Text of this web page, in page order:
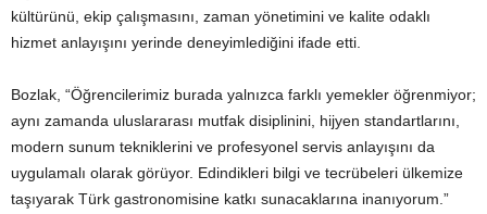
kültürünü, ekip çalışmasını, zaman yönetimini ve kalite odaklı
hizmet anlayışını yerinde deneyimlediğini ifade etti.
Bozlak, “Öğrencilerimiz burada yalnızca farklı yemekler öğrenmiyor;
aynı zamanda uluslararası mutfak disiplinini, hijyen standartlarını,
modern sunum tekniklerini ve profesyonel servis anlayışını da
uygulamalı olarak görüyor. Edindikleri bilgi ve tecrübeleri ülkemize
taşıyarak Türk gastronomisine katkı sunacaklarına inanıyorum.”